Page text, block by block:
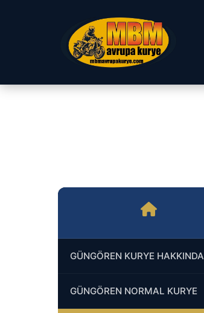
GÜNGÖREN KURYE HAKKINDA
GÜNGÖREN NORMAL KURYE